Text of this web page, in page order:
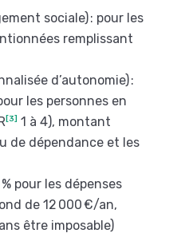
sociale) : pour les
remplissant
d’autonomie) :
les personnes en
[3]
1 à 4), montant
de dépendance et les
% pour les dépenses
de 12 000 €/an,
être imposable)